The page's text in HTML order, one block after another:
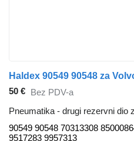
50 € Bez PDV-a
Pneumatika - drugi rezervni dio
90549 90548 70313308
9517283 9957313